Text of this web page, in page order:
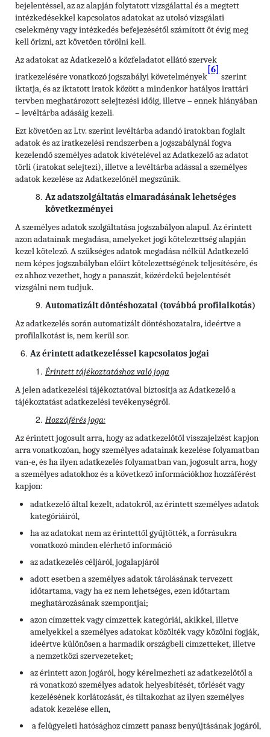
bejelentéssel, az az alapján folytatott vizsgálattal és a megtett
intézkedésekkel kapcsolatos adatokat az utolsó vizsgálati
cselekmény vagy intézkedés befejezésétől számított öt évig meg
kell őrizni, azt követően törölni kell.
Az adatokat az Adatkezelő a közfeladatot ellátó szervek
iratkezelésére vonatkozó jogszabályi követelmények
[6]
szerint
iktatja, és az iktatott iratok között a mindenkor hatályos irattári
tervben meghatározott selejtezési időig, illetve – ennek hiányában
– levéltárba adásáig kezeli.
Ezt követően az Ltv. szerint levéltárba adandó iratokban foglalt
adatok és az iratkezelési rendszerben a jogszabálynál fogva
kezelendő személyes adatok kivételével az Adatkezelő az adatot
törli (iratokat selejtezi), illetve a levéltárba adással a személyes
adatok kezelése az Adatkezelőnél megszűnik.
Az adatszolgáltatás elmaradásának lehetséges
következményei
A személyes adatok szolgáltatása jogszabályon alapul. Az érintett
azon adatainak megadása, amelyeket jogi kötelezettség alapján
kezel kötelező. A szükséges adatok megadása nélkül Adatkezelő
nem képes jogszabályban előírt kötelezettségének teljesítésére, és
ez ahhoz vezethet, hogy a panaszát, közérdekű bejelentését
vizsgálni nem tudjuk.
Automatizált döntéshozatal (továbbá profilalkotás)
Az adatkezelés során automatizált döntéshozatalra, ideértve a
profilalkotást is, nem kerül sor.
Az érintett adatkezeléssel kapcsolatos jogai
Érintett tájékoztatáshoz való joga
A jelen adatkezelési tájékoztatóval biztosítja az Adatkezelő a
tájékoztatást adatkezelési tevékenységről.
Hozzáférés joga:
Az érintett jogosult arra, hogy az adatkezelőtől visszajelzést kapjon
arra vonatkozóan, hogy személyes adatainak kezelése folyamatban
van-e, és ha ilyen adatkezelés folyamatban van, jogosult arra, hogy
a személyes adatokhoz és a következő információkhoz hozzáférést
kapjon:
adatkezelő által kezelt, adatokról, az érintett személyes adatok
kategóriáiról,
ha az adatokat nem az érintettől gyűjtötték, a forrásukra
vonatkozó minden elérhető információ
az adatkezelés céljáról, jogalapjáról
adott esetben a személyes adatok tárolásának tervezett
időtartama, vagy ha ez nem lehetséges, ezen időtartam
meghatározásának szempontjai;
azon címzettek vagy címzettek kategóriái, akikkel, illetve
amelyekkel a személyes adatokat közölték vagy közölni fogják,
ideértve különösen a harmadik országbeli címzetteket, illetve
a nemzetközi szervezeteket;
az érintett azon jogáról, hogy kérelmezheti az adatkezelőtől a
rá vonatkozó személyes adatok helyesbítését, törlését vagy
kezelésének korlátozását, és tiltakozhat az ilyen személyes
adatok kezelése ellen,
a felügyeleti hatósághoz címzett panasz benyújtásának jogáról,